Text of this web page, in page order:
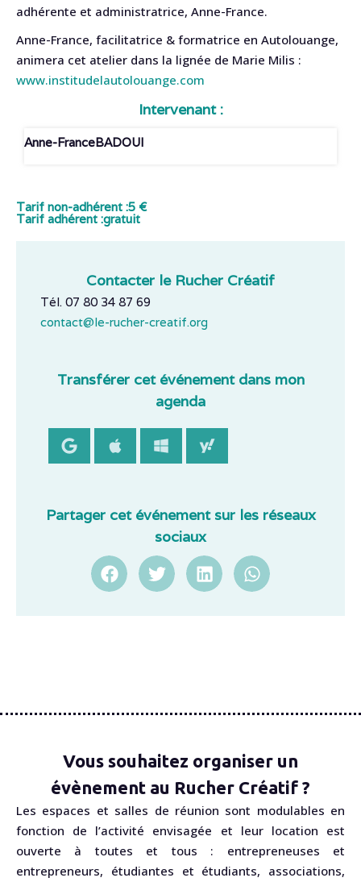
adhérente et administratrice, Anne-France.
Anne-France, facilitatrice & formatrice en Autolouange,
animera cet atelier dans la lignée de Marie Milis :
www.institudelautolouange.com
Intervenant :
Anne-FranceBADOUI
Tarif non-adhérent :5 €
Tarif adhérent :gratuit
Contacter le Rucher Créatif
Tél. 07 80 34 87 69
contact@le-rucher-creatif.org
Transférer cet événement dans mon
agenda
Partager cet événement sur les réseaux
sociaux
Vous souhaitez organiser un
évènement au Rucher Créatif ?
Les espaces et salles de réunion sont modulables en
fonction de l’activité envisagée et leur location est
ouverte à toutes et tous : entrepreneuses et
entrepreneurs, étudiantes et étudiants, associations,